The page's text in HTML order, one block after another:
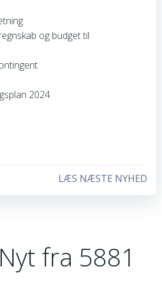
og budget til
2024
LÆS NÆSTE NYHED
fra 5881